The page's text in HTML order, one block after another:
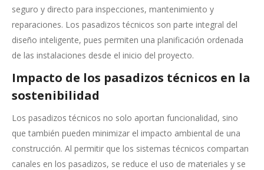
seguro y directo para inspecciones, mantenimiento y
reparaciones. Los pasadizos técnicos son parte integral del
diseño inteligente, pues permiten una planificación ordenada
de las instalaciones desde el inicio del proyecto.
Impacto de los pasadizos técnicos en la
sostenibilidad
Los pasadizos técnicos no solo aportan funcionalidad, sino
que también pueden minimizar el impacto ambiental de una
construcción. Al permitir que los sistemas técnicos compartan
canales en los pasadizos, se reduce el uso de materiales y se